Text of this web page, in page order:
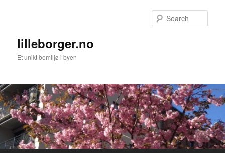
lilleborger.no
Et unikt bomiljø i byen